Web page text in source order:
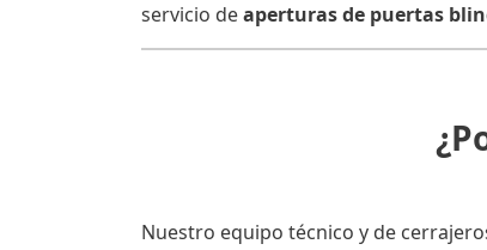
servicio deaperturas de puertas
Nuestro equipo técnico y de